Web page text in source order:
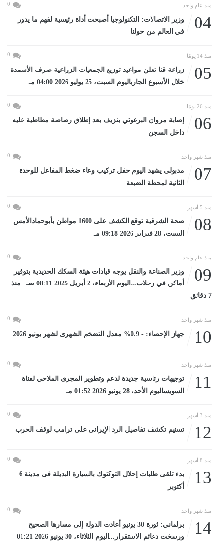
منذ عام واحد 0
04
وزير الاتصالات: التكنولوجيا أصبحت أداة رئيسية لفهم ما يدور
في العالم من حولنا
منذ 14 يومًا 0
05
زراعة قنا تعلن مواعيد توزيع الجمعيات الزراعية صرف الأسمدة
خلال الأسبوع الجارياليوم السبت، 25 يوليو 2026 04:00 مـ
منذ 26 يومًا 0
06
إصابة مروان البرغوثي بنزيف بعد إطلاق رصاصة مطاطية عليه
داخل السجن
منذ شهر واحد 0
07
مدبولى يشهد اليوم حفل تركيب وعاء ضغط المفاعل للوحدة
الثانية لمحطة الضبعة
منذ 5 أشهر 0
08
صحة الشرقية توقع الكشف على 1600 مواطن بأبوحمادالأمس
السبت، 28 فبراير 2026 09:18 مـ
منذ عام واحد 0
09
وزير الصناعة والنقل يوجه قيادات هيئة السكك الحديدية بتوفير
أماكن في رحلات...اليوم الأربعاء، 2 أبريل 2025 08:11 صـ منذ
7 دقائق
منذ شهر واحد 0
10 جهاز الإحصاء: - 0.9% معدل التضخم الشهرى لشهر يونيو 2026
منذ شهر واحد 0
11
توجيهات رئاسية جديدة لدعم وتطوير المجرى الملاحي لقناة
السويساليوم الأحد، 28 يونيو 2026 01:52 مـ
منذ 3 أشهر 0
12 تسنيم تكشف تفاصيل الرد الإيرانى على ترامب لوقف الحرب
منذ 8 أشهر 0
13
بدء تلقى طلبات إحلال التوكتوك بالسيارة البديلة فى مدينة 6
أكتوبر
منذ شهر واحد 0
14
برلماني: ثورة 30 يونيو أعادت الدولة إلى مسارها الصحيح
ورسخت دعائم الاستقرار...اليوم الثلاثاء، 30 يونيو 2026 01:21